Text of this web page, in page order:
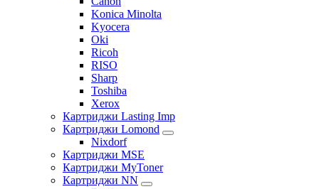
Konica Minolta
Kyocera
Oki
Ricoh
RISO
Sharp
Toshiba
Xerox
Картриджи Lasting Imp
Картриджи Lomond
Nixdorf
Картриджи MSE
Картриджи MyToner
Картриджи NN